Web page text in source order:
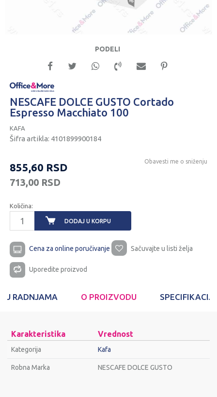
PODELI
NESCAFE DOLCE GUSTO Cortado
Espresso Macchiato 100
KAFA
Šifra artikla: 4101899900184
855,60 RSD
713,00 RSD
Obavesti me o sniženju
Količina:
DODAJ U KORPU
Cena za online poručivanje Sačuvajte u listi želja
Uporedite proizvod
U RADNJAMA O PROIZVODU
Karakteristika Vrednost
Kategorija Kafa
Robna Marka NESCAFE DOLCE GUSTO